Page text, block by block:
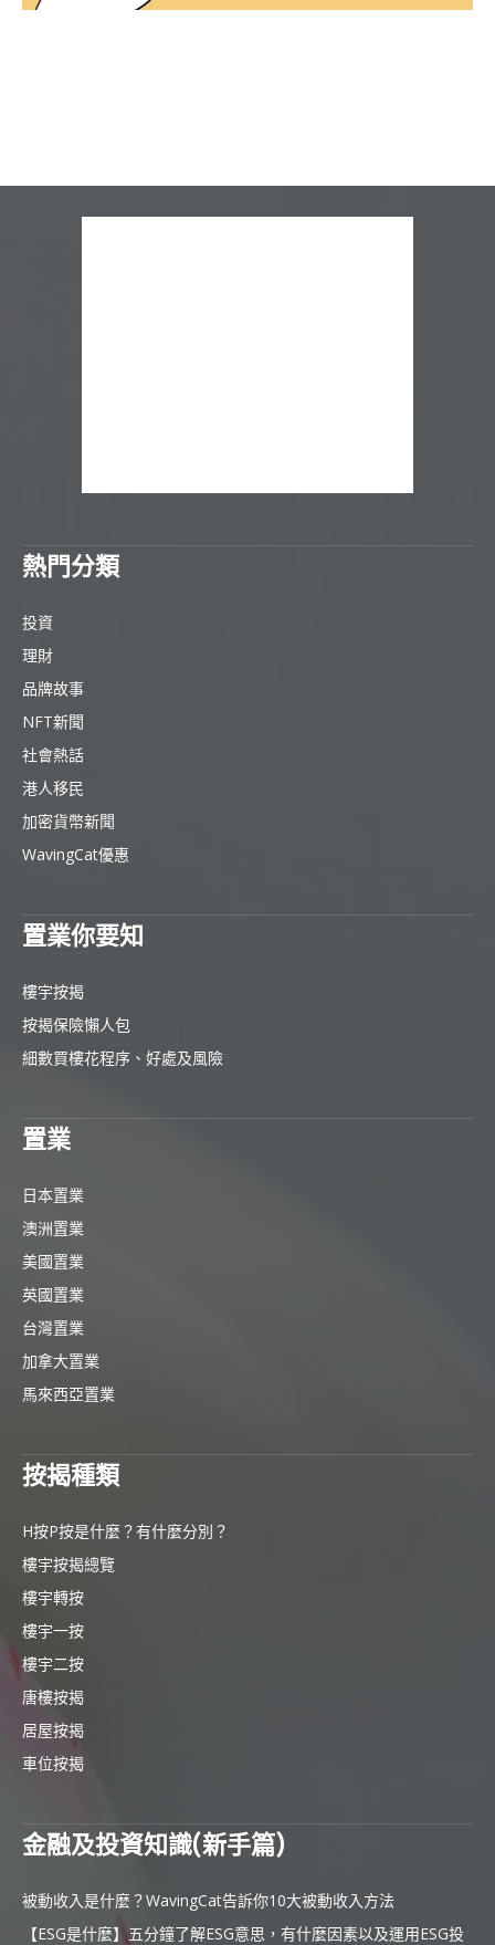
熱門分類
投資
理財
品牌故事
NFT新聞
社會熱話
港人移民
加密貨幣新聞
WavingCat優惠
置業你要知
樓宇按揭
按揭保險懶人包
細數買樓花程序、好處及風險
置業
日本置業
澳洲置業
美國置業
英國置業
台灣置業
加拿大置業
馬來西亞置業
按揭種類
H按P按是什麼？有什麼分別？
樓宇按揭總覽
樓宇轉按
樓宇一按
樓宇二按
唐樓按揭
居屋按揭
車位按揭
金融及投資知識(新手篇)
被動收入是什麼？WavingCat告訴你10大被動收入方法
【ESG是什麼】五分鐘了解ESG意思，有什麼因素以及運用ESG投